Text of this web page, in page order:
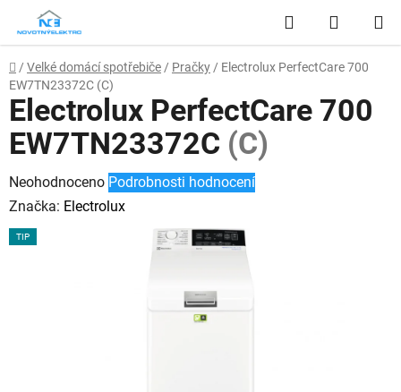
obsah
Hledat
KOŠÍK
Domů
/ Velké domácí spotřebiče / Pračky / Electrolux PerfectCare 700
EW7TN23372C (C)
Electrolux PerfectCare 700
EW7TN23372C (C)
Průměrné
hodnocení
produktu
Neohodnoceno Podrobnosti hodnocení
Značka: Electrolux
TIP